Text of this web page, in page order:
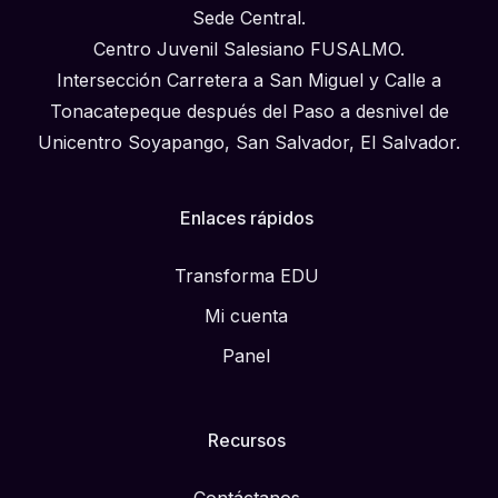
Sede Central.
Centro Juvenil Salesiano FUSALMO.
Intersección Carretera a San Miguel y Calle a
Tonacatepeque después del Paso a desnivel de
Unicentro Soyapango, San Salvador, El Salvador.
Enlaces rápidos
Transforma EDU
Mi cuenta
Panel
Recursos